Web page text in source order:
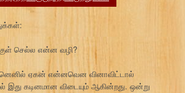
செல்ல என்ன வழி?
ஏகன் என்னவென வினாவிட்டால்
கடினமான விடையும் ஆகின்றது. ஒன்று